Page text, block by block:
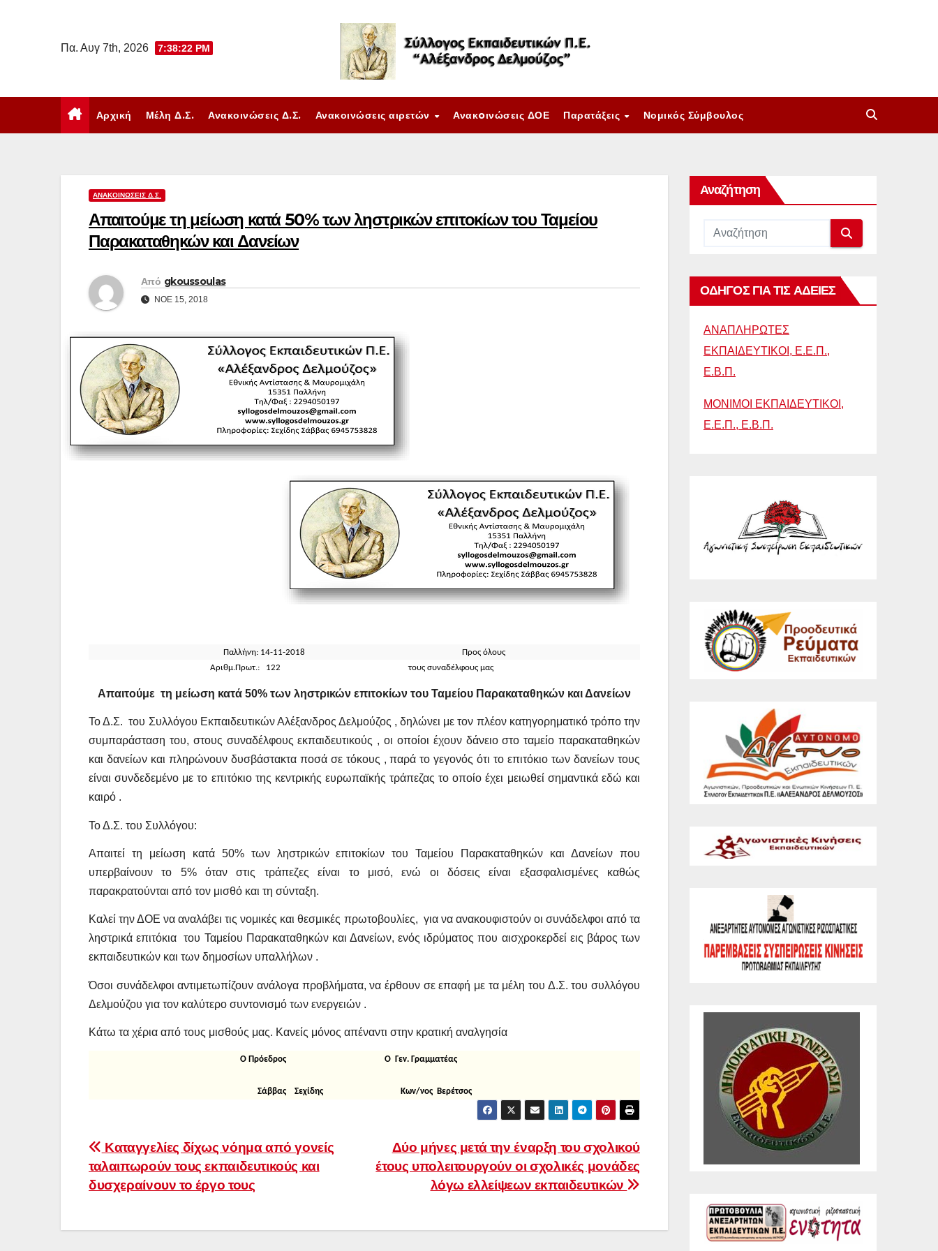
Πα. Αυγ 7th, 2026 7:38:23 PM
Αρχική Μέλη Δ.Σ. Ανακοινώσεις Δ.Σ. Ανακοινώσεις αιρετών Ανακoινώσεις ΔΟΕ Παρατάξεις Νομικός Σύμβουλος
ΑΝΑΚΟΙΝΏΣΕΙΣ Δ.Σ.
Απαιτούμε τη μείωση κατά 50% των ληστρικών επιτοκίων του Ταμείου
Παρακαταθηκών και Δανείων
Από gkoussoulas
ΝΟΈ 15, 2018
Παλλήνη: 14-11-2018 Προς όλους
Αριθμ.Πρωτ.: 122 τους συναδέλφους μας
Απαιτούμε τη μείωση κατά 50% των ληστρικών επιτοκίων του Ταμείου Παρακαταθηκών και Δανείων
Το Δ.Σ. του Συλλόγου Εκπαιδευτικών Αλέξανδρος Δελμούζος , δηλώνει με τον πλέον κατηγορηματικό τρόπο την
συμπαράσταση του, στους συναδέλφους εκπαιδευτικούς , οι οποίοι έχουν δάνειο στο ταμείο παρακαταθηκών
και δανείων και πληρώνουν δυσβάστακτα ποσά σε τόκους , παρά το γεγονός ότι το επιτόκιο των δανείων τους
είναι συνδεδεμένο με το επιτόκιο της κεντρικής ευρωπαϊκής τράπεζας το οποίο έχει μειωθεί σημαντικά εδώ και
καιρό .
Το Δ.Σ. του Συλλόγου:
Απαιτεί τη μείωση κατά 50% των ληστρικών επιτοκίων του Ταμείου Παρακαταθηκών και Δανείων που
υπερβαίνουν το 5% όταν στις τράπεζες είναι το μισό, ενώ οι δόσεις είναι εξασφαλισμένες καθώς
παρακρατούνται από τον μισθό και τη σύνταξη.
Καλεί την ΔΟΕ να αναλάβει τις νομικές και θεσμικές πρωτοβουλίες, για να ανακουφιστούν οι συνάδελφοι από τα
ληστρικά επιτόκια
του Ταμείου Παρακαταθηκών και Δανείων, ενός ιδρύματος που αισχροκερδεί εις βάρος των
εκπαιδευτικών και των δημοσίων υπαλλήλων .
Όσοι συνάδελφοι αντιμετωπίζουν ανάλογα προβλήματα, να έρθουν σε επαφή με τα μέλη του Δ.Σ. του συλλόγου
Δελμούζου για τον καλύτερο συντονισμό των ενεργειών .
Κάτω τα χέρια από τους μισθούς μας. Κανείς μόνος απέναντι στην κρατική αναλγησία
Ο Πρόεδρος Ο Γεν. Γραμματέας
Σάββας Σεχίδης Κων/νος Βερέτσος
Πλοήγηση
άρθρων
Δύο μήνες μετά την έναρξη του σχολικού
έτους υπολειτουργούν οι σχολικές μονάδες
λόγω ελλείψεων εκπαιδευτικών
Καταγγελίες δίχως νόημα από γονείς
ταλαιπωρούν τους εκπαιδευτικούς και
δυσχεραίνουν το έργο τους
Αναζήτηση
ΟΔΗΓΟΣ ΓΙΑ ΤΙΣ ΑΔΕΙΕΣ
ΑΝΑΠΛΗΡΩΤΕΣ
ΕΚΠΑΙΔΕΥΤΙΚΟΙ, Ε.Ε.Π.,
Ε.Β.Π.
ΜΟΝΙΜΟΙ ΕΚΠΑΙΔΕΥΤΙΚΟΙ,
Ε.Ε.Π., Ε.Β.Π.